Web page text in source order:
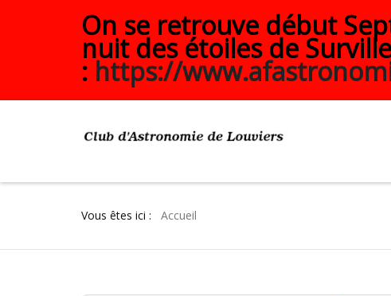
On se retrouve début
nuit des étoiles de Surville
: https://
Vous êtes ici : Accueil